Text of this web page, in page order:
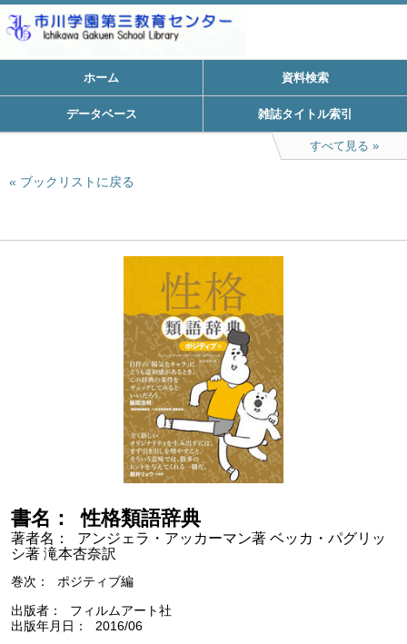
ホーム 資料検索
データベース 雑誌タイトル索引
すべて見る
ブックリストに戻る
書名 性格類語辞典
著者名
アンジェラ・アッカーマン著 ベッカ・パグリッ
シ著 滝本杏奈訳
巻次
ポジティブ編
出版者
フィルムアート社
出版年月日
2016/06